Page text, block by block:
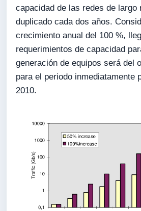
capacidad de las redes de largo
duplicado cada dos años.
crecimiento anual del 100 %,
requerimientos de capacidad
generación de equipos será del
para el periodo inmediatamente
2010.